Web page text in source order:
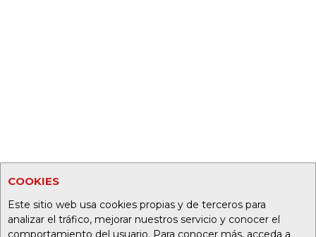
COOKIES
Este sitio web usa cookies propias y de terceros para
analizar el tráfico, mejorar nuestros servicio y conocer el
comportamiento del usuario. Para conocer más, acceda a